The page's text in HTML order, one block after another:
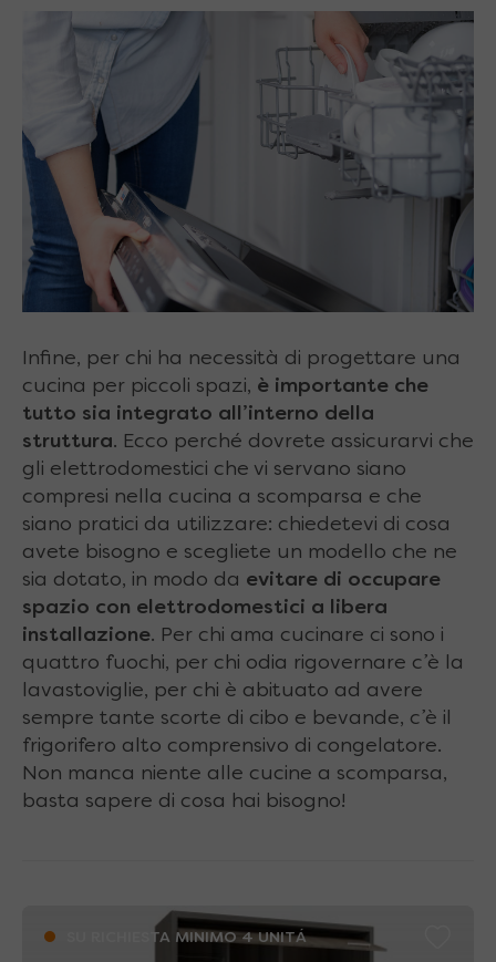
Infine, per chi ha necessità di progettare una
cucina per piccoli spazi, è importante che
tutto sia integrato all’interno della
struttura. Ecco perché dovrete assicurarvi che
gli elettrodomestici che vi servano siano
compresi nella cucina a scomparsa e che
siano pratici da utilizzare: chiedetevi di cosa
avete bisogno e scegliete un modello che ne
sia dotato, in modo da evitare di occupare
spazio con elettrodomestici a libera
installazione. Per chi ama cucinare ci sono i
quattro fuochi, per chi odia rigovernare c’è la
lavastoviglie, per chi è abituato ad avere
sempre tante scorte di cibo e bevande, c’è il
frigorifero alto comprensivo di congelatore.
Non manca niente alle cucine a scomparsa,
basta sapere di cosa hai bisogno!
SU RICHIESTA MINIMO 4 UNITÁ